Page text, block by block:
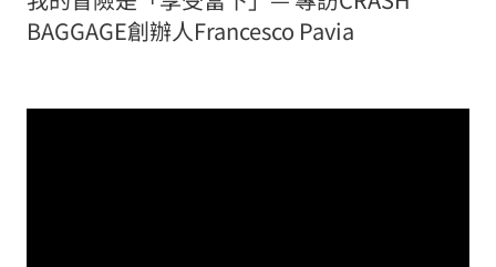
BAGGAGE創辦人Francesco Pavia